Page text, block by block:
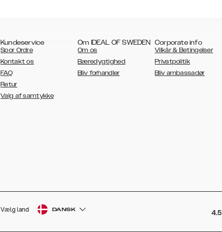
Kundeservice
Spor Ordre
Kontakt os
FAQ
Retur
Valg af samtykke
Om IDEAL OF SWEDEN
Om os
Bæredygtighed
Bliv forhandler
Corporate info
Vilkår & Betingelser
Privatpolitik
Bliv ambassadør
Vælg land DANSK
ESPAÑOL
4.5